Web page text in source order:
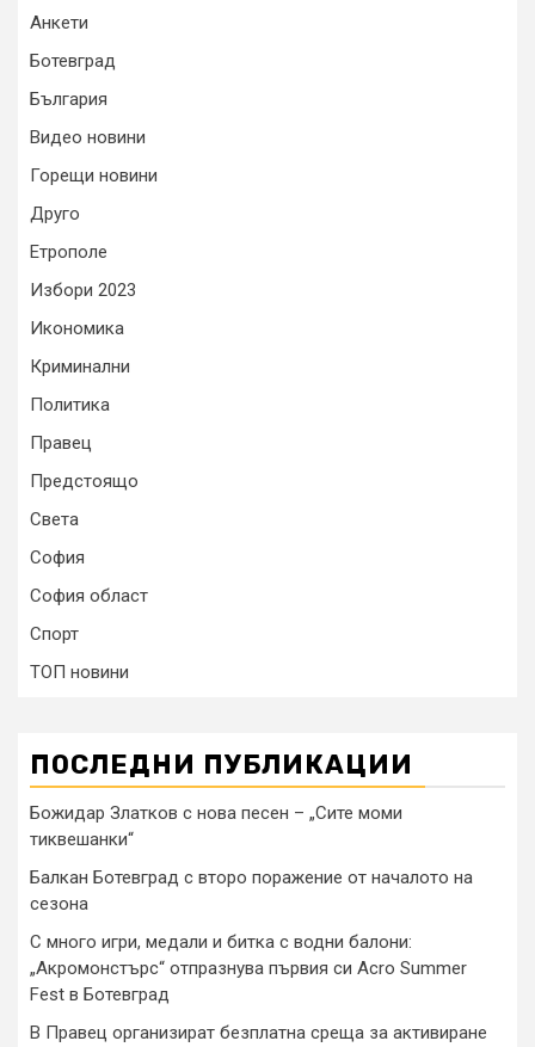
Анкети
Ботевград
България
Видео новини
Горещи новини
Друго
Етрополе
Избори 2023
Икономика
Криминални
Политика
Правец
Предстоящо
Света
София
София област
Спорт
ТОП новини
ПОСЛЕДНИ ПУБЛИКАЦИИ
Божидар Златков с нова песен – „Сите моми
тиквешанки“
Балкан Ботевград с второ поражение от началото на
сезона
С много игри, медали и битка с водни балони:
„Акромонстърс“ отпразнува първия си Acro Summer
Fest в Ботевград
В Правец организират безплатна среща за активиране